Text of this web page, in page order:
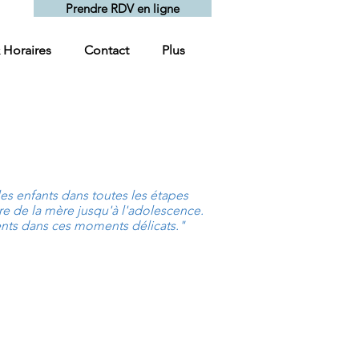
Prendre RDV en ligne
Horaires Contact Plus
enfants dans toutes les étapes
de la mère jusqu'à l'adolescence.
dans ces moments délicats."